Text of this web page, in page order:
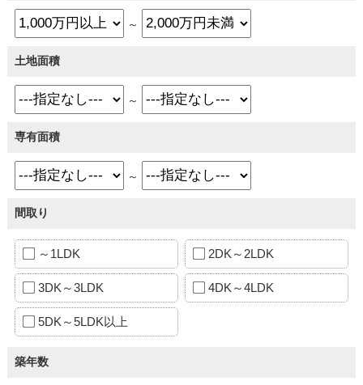
～
土地面積
～
専有面積
～
間取り
～1LDK 2DK～2LDK
3DK～3LDK 4DK～4LDK
5DK～5LDK以上
築年数